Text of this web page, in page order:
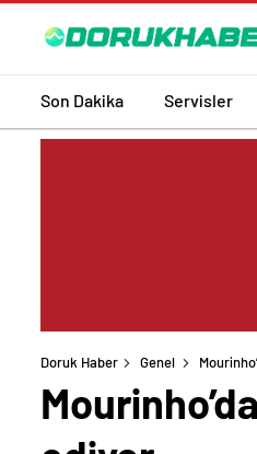
Son Dakika Servisler
Doruk Haber Genel